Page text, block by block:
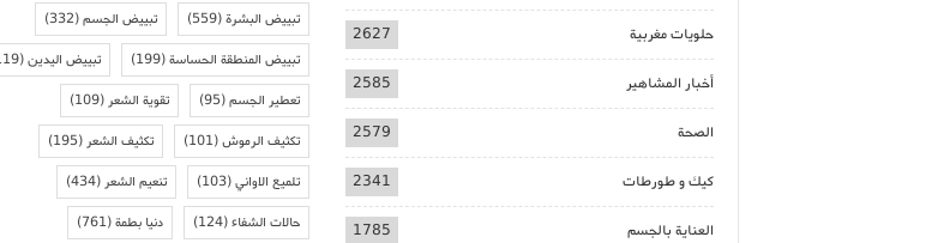
حلويات مغربية 2627
أخبار المشاهير 2585
الصحة 2579
كيك و طورطات 2341
العناية بالجسم 1785
تبييض البشرة(559) تبييض الجسم(332)
تبييض المنطقة الحساسة(199) تبييض اليدين(119)
تعطير الجسم(95) تقوية الشعر(109)
تكثيف الرموش(101) تكثيف الشعر(195)
تلميع الاواني(103) تنعيم الشعر(434)
حالات الشفاء(124) دنيا بطمة(761)